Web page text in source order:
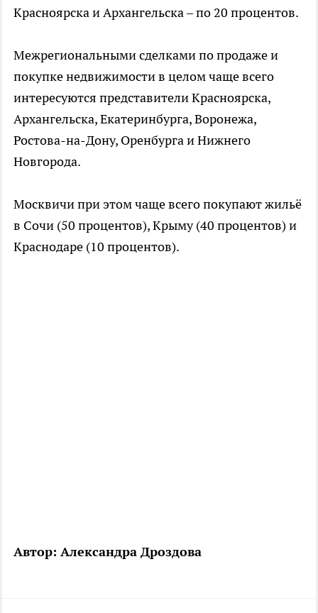
Красноярска и Архангельска – по 20 процентов.
Межрегиональными сделками по продаже и
покупке недвижимости в целом чаще всего
интересуются представители Красноярска,
Архангельска, Екатеринбурга, Воронежа,
Ростова-на-Дону, Оренбурга и Нижнего
Новгорода.
Москвичи при этом чаще всего покупают жильё
в Сочи (50 процентов), Крыму (40 процентов) и
Краснодаре (10 процентов).
Автор: Александра Дроздова